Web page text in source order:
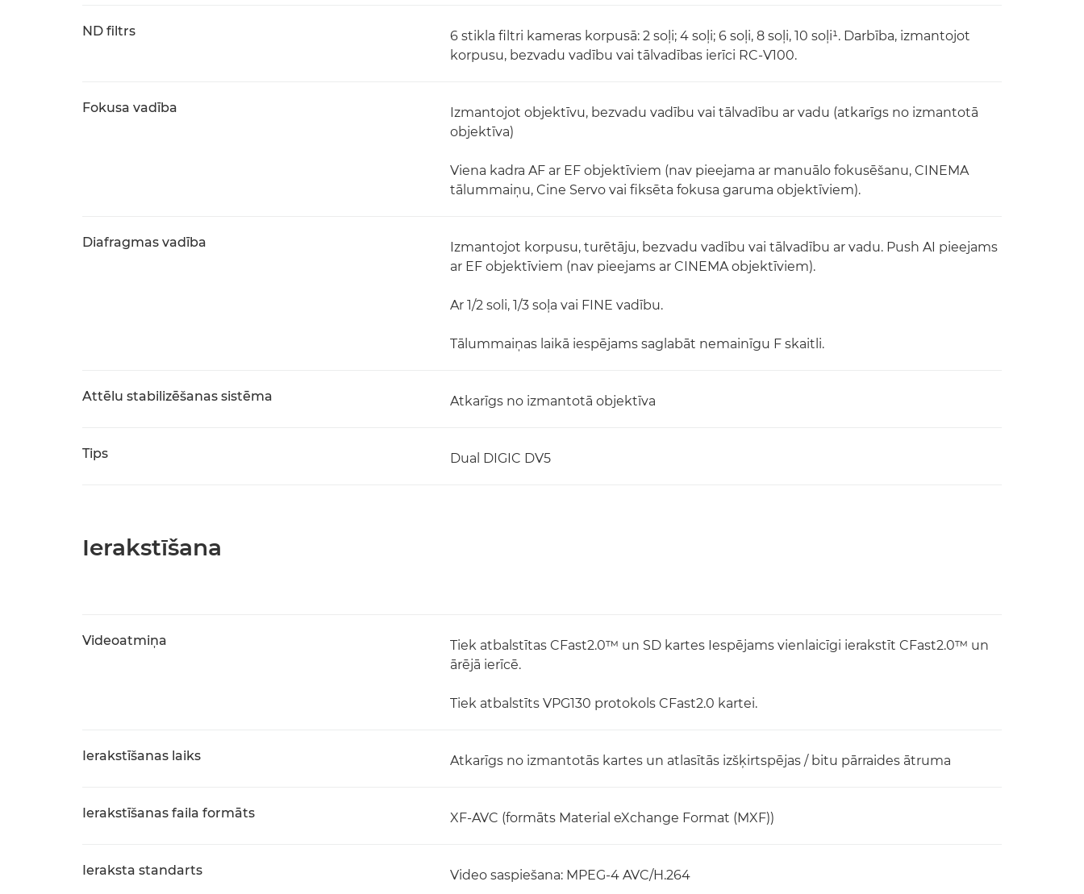
ND filtrs
6 stikla filtri kameras korpusā: 2 soļi; 4 soļi; 6 soļi, 8 soļi, 10 soļi¹. Darbība, izmantojot
korpusu, bezvadu vadību vai tālvadības ierīci RC-V100.
Fokusa vadība
Izmantojot objektīvu, bezvadu vadību vai tālvadību ar vadu (atkarīgs no izmantotā
objektīva)
Viena kadra AF ar EF objektīviem (nav pieejama ar manuālo fokusēšanu, CINEMA
tālummaiņu, Cine Servo vai fiksēta fokusa garuma objektīviem).
Diafragmas vadība
Izmantojot korpusu, turētāju, bezvadu vadību vai tālvadību ar vadu. Push AI pieejams
ar EF objektīviem (nav pieejams ar CINEMA objektīviem).
Ar 1/2 soli, 1/3 soļa vai FINE vadību.
Tālummaiņas laikā iespējams saglabāt nemainīgu F skaitli.
Attēlu stabilizēšanas sistēma Atkarīgs no izmantotā objektīva
Tips Dual DIGIC DV5
Ierakstīšana
Videoatmiņa
Tiek atbalstītas CFast2.0™ un SD kartes Iespējams vienlaicīgi ierakstīt CFast2.0™ un
ārējā ierīcē.
Tiek atbalstīts VPG130 protokols CFast2.0 kartei.
Ierakstīšanas laiks Atkarīgs no izmantotās kartes un atlasītās izšķirtspējas / bitu pārraides ātruma
Ierakstīšanas faila formāts XF-AVC (formāts Material eXchange Format (MXF))
Ieraksta standarts Video saspiešana: MPEG-4 AVC/H.264